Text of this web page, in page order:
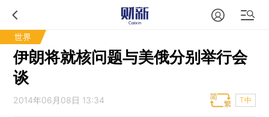
世界
伊朗将就核问题与美俄分别举行会
谈
2014年06月08日 13:34 T中